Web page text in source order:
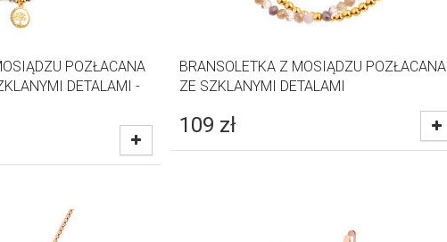
POZŁACANA
DETALAMI -
BRANSOLETKA Z MOSIĄDZU POZŁACANA
ZE SZKLANYMI DETALAMI
109 zł